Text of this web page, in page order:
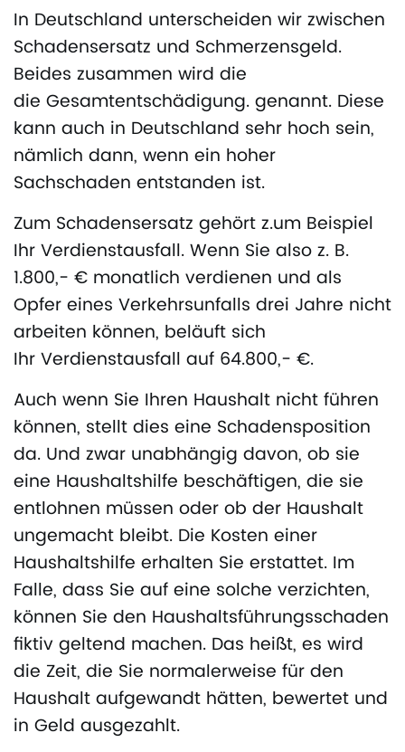
In Deutschland unterscheiden wir zwischen
Schadensersatz und Schmerzensgeld.
Beides zusammen wird die
die Gesamtentschädigung. genannt. Diese
kann auch in Deutschland sehr hoch sein,
nämlich dann, wenn ein hoher
Sachschaden entstanden ist.
Zum Schadensersatz gehört z.um Beispiel
Ihr Verdienstausfall. Wenn Sie also z. B.
1.800,- € monatlich verdienen und als
Opfer eines Verkehrsunfalls drei Jahre nicht
arbeiten können, beläuft sich
Ihr Verdienstausfall auf 64.800,- €.
Auch wenn Sie Ihren Haushalt nicht führen
können, stellt dies eine Schadensposition
da. Und zwar unabhängig davon, ob sie
eine Haushaltshilfe beschäftigen, die sie
entlohnen müssen oder ob der Haushalt
ungemacht bleibt. Die Kosten einer
Haushaltshilfe erhalten Sie erstattet. Im
Falle, dass Sie auf eine solche verzichten,
können Sie den Haushaltsführungsschaden
fiktiv geltend machen. Das heißt, es wird
die Zeit, die Sie normalerweise für den
Haushalt aufgewandt hätten, bewertet und
in Geld ausgezahlt.